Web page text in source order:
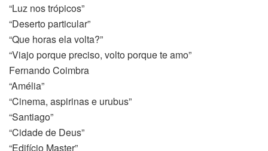
“Luz nos trópicos”
“Deserto particular”
“Que horas ela volta?”
“Viajo porque preciso, volto porque te amo”
Fernando Coimbra
“Amélia”
“Cinema, aspirinas e urubus”
“Santiago”
“Cidade de Deus”
“Edifício Master”